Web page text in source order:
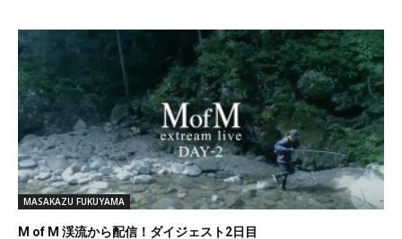
MASAKAZU FUKUYAMA
M of M 渓流から配信！ダイジェスト2日目